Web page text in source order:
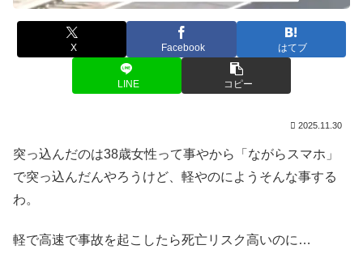
X Facebook はてブ
LINE コピー
2025.11.30
突っ込んだのは38歳女性って事やから「ながらスマホ」
で突っ込んだんやろうけど、軽やのにようそんな事する
わ。
軽で高速で事故を起こしたら死亡リスク高いのに…